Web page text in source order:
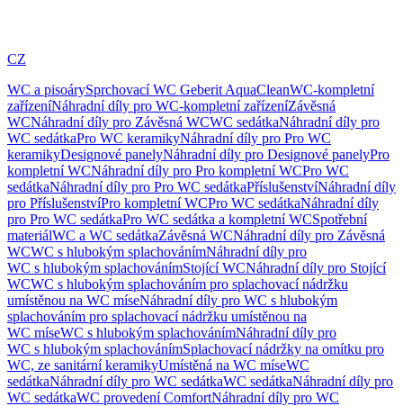
CZ
WC a pisoárySprchovací WC Geberit AquaCleanWC-kompletní
zařízeníNáhradní díly pro WC-kompletní zařízeníZávěsná
WCNáhradní díly pro Závěsná WCWC sedátkaNáhradní díly pro
WC sedátkaPro WC keramikyNáhradní díly pro Pro WC
keramikyDesignové panelyNáhradní díly pro Designové panelyPro
kompletní WCNáhradní díly pro Pro kompletní WCPro WC
sedátkaNáhradní díly pro Pro WC sedátkaPříslušenstvíNáhradní díly
pro PříslušenstvíPro kompletní WCPro WC sedátkaNáhradní díly
pro Pro WC sedátkaPro WC sedátka a kompletní WCSpotřební
materiálWC a WC sedátkaZávěsná WCNáhradní díly pro Závěsná
WCWC s hlubokým splachovánímNáhradní díly pro
WC s hlubokým splachovánímStojící WCNáhradní díly pro Stojící
WCWC s hlubokým splachováním pro splachovací nádržku
umístěnou na WC míseNáhradní díly pro WC s hlubokým
splachováním pro splachovací nádržku umístěnou na
WC míseWC s hlubokým splachovánímNáhradní díly pro
WC s hlubokým splachovánímSplachovací nádržky na omítku pro
WC, ze sanitární keramikyUmístěná na WC míseWC
sedátkaNáhradní díly pro WC sedátkaWC sedátkaNáhradní díly pro
WC sedátkaWC provedení ComfortNáhradní díly pro WC